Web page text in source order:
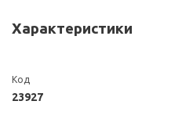
Характеристики
Код
23927